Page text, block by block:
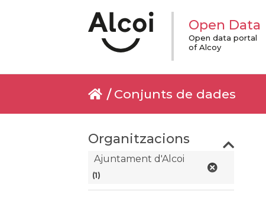
Open Data
Open data portal
of Alcoy
Conjunts de dades
Organitzacions
Ajuntament d'Alcoi
(1)